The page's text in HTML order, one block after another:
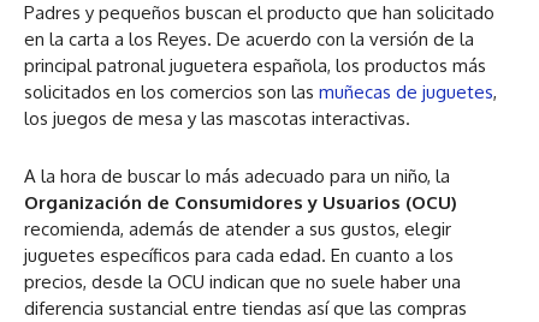
Padres y pequeños buscan el producto que han solicitado
en la carta a los Reyes. De acuerdo con la versión de la
principal patronal juguetera española, los productos más
solicitados en los comercios son las muñecas de juguetes,
los juegos de mesa y las mascotas interactivas.
A la hora de buscar lo más adecuado para un niño, la
Organización de Consumidores y Usuarios (OCU)
recomienda, además de atender a sus gustos, elegir
juguetes específicos para cada edad. En cuanto a los
precios, desde la OCU indican que no suele haber una
diferencia sustancial entre tiendas así que las compras